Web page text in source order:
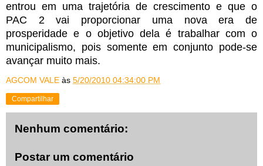
entrou em uma trajetória de crescimento e que o
PAC 2 vai proporcionar uma nova era de
prosperidade e o objetivo dela é trabalhar com o
municipalismo, pois somente em conjunto pode-se
avançar muito mais.
AGCOM VALE às 5/20/2010 04:34:00 PM
Compartilhar
Nenhum comentário:
Postar um comentário